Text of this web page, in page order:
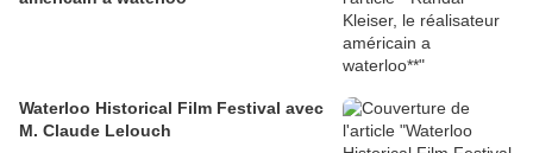
Waterloo Historical Film Festival avec
M. Claude Lelouch